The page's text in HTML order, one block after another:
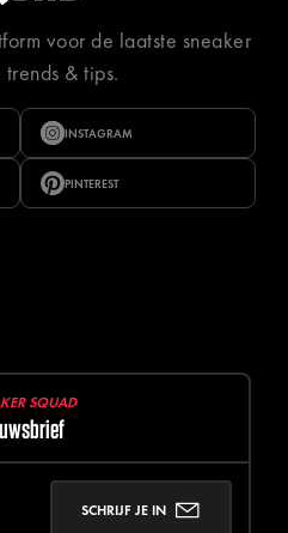
voor de laatste sneaker
& tips.
INSTAGRAM
PINTEREST
SQUAD
SCHRIJF JE IN